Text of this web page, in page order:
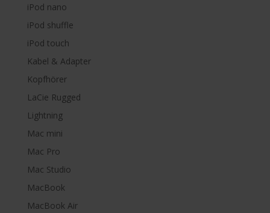
iPod nano
iPod shuffle
iPod touch
Kabel & Adapter
Kopfhörer
LaCie Rugged
Lightning
Mac mini
Mac Pro
Mac Studio
MacBook
MacBook Air